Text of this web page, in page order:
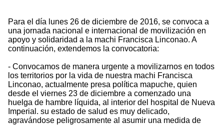
Para el día lunes 26 de diciembre de 2016, se convoca a
una jornada nacional e internacional de movilización en
apoyo y solidaridad a la machi Francisca Linconao. A
continuación, extendemos la convocatoria:
- Convocamos de manera urgente a movilizarnos en todos
los territorios por la vida de nuestra machi Francisca
Linconao, actualmente presa política mapuche, quien
desde el viernes 23 de diciembre a comenzado una
huelga de hambre líquida, al interior del hospital de Nueva
Imperial. su estado de salud es muy delicado,
agravándose peligrosamente al asumir una medida de